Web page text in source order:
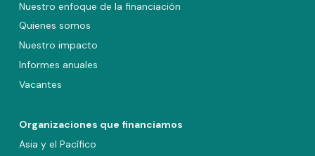
Nuestro enfoque de la financiación
Quienes somos
Nuestro impacto
Informes anuales
Vacantes
Organizaciones que financiamos
Asia y el Pacífico